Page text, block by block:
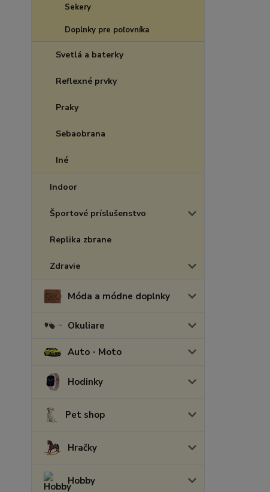
Sekery
Doplnky pre poľovníka
Svetlá a baterky
Reflexné prvky
Praky
Sebaobrana
Iné
Indoor
Športové príslušenstvo
Replika zbrane
Zdravie
Móda a módne doplnky
Okuliare
Auto - Moto
Hodinky
Pet shop
Hračky
Hobby